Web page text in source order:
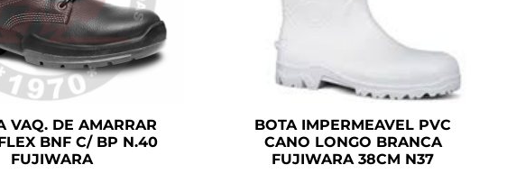
VAQ. DE AMARRAR
BNF C/ BP N.40
FUJIWARA
BOTA IMPERMEAVEL PVC
CANO LONGO BRANCA
FUJIWARA 38CM N37